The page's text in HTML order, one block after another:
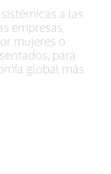
a las
empresas,
mujeres o
para
global más